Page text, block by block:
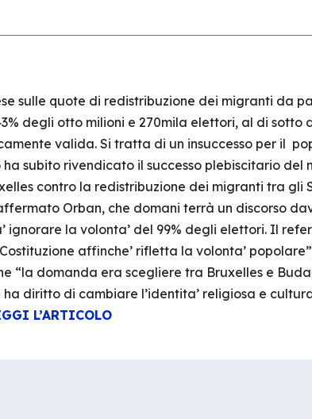
sulle quote di redistribuzione dei migranti da
degli otto milioni e 270mila elettori, al di sotto
valida. Si tratta di un insuccesso per il
subito rivendicato il successo plebiscitario del
contro la redistribuzione dei migranti tra gli
Orban, che domani terrà un discorso
ignorare la volonta’ del 99% degli elettori. Il
affinche’ rifletta la volonta’
“la domanda era scegliere tra Bruxelles e
diritto di cambiare l’identita’ religiosa e
L’ARTICOLO